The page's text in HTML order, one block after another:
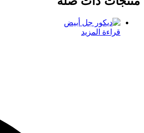
قراءة المزيد